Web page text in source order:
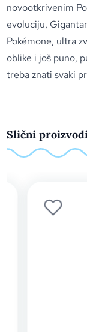
novootkrivenim
evoluciju,
Pokémone, ultra
oblike i još puno,
treba znati svaki
Slični